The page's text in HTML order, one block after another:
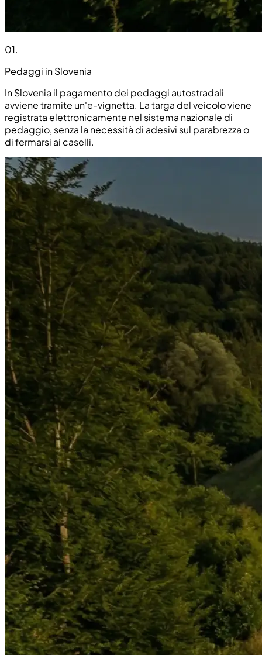
01.
Pedaggi in Slovenia
In Slovenia il pagamento dei pedaggi autostradali
avviene tramite un'e-vignetta. La targa del veicolo viene
registrata elettronicamente nel sistema nazionale di
pedaggio, senza la necessità di adesivi sul parabrezza o
di fermarsi ai caselli.